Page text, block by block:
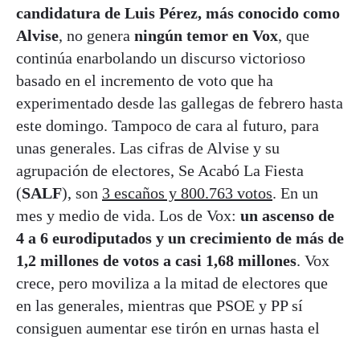
candidatura de Luis Pérez, más conocido como
Alvise, no genera ningún temor en Vox, que
continúa enarbolando un discurso victorioso
basado en el incremento de voto que ha
experimentado desde las gallegas de febrero hasta
este domingo. Tampoco de cara al futuro, para
unas generales. Las cifras de Alvise y su
agrupación de electores, Se Acabó La Fiesta
(SALF), son 3 escaños y 800.763 votos. En un
mes y medio de vida. Los de Vox: un ascenso de
4 a 6 eurodiputados y un crecimiento de más de
1,2 millones de votos a casi 1,68 millones. Vox
crece, pero moviliza a la mitad de electores que
en las generales, mientras que PSOE y PP sí
consiguen aumentar ese tirón en urnas hasta el